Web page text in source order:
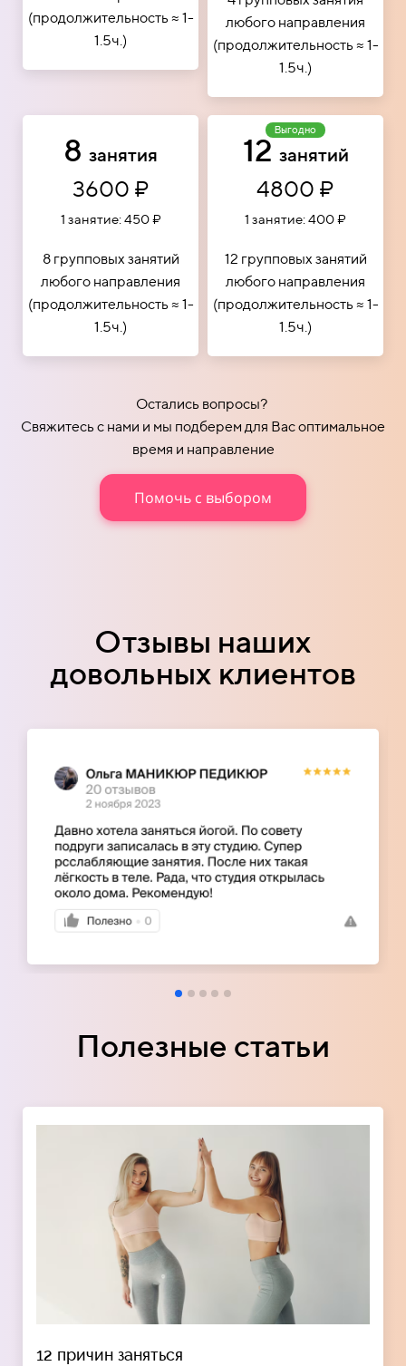
(продолжительность ≈ 1-
1.5ч.)
любого направления
(продолжительность ≈ 1-
1.5ч.)
8 занятия
3600 ₽
1 занятие: 450 ₽
8 групповых занятий
любого направления
(продолжительность ≈ 1-
1.5ч.)
Выгодно
12занятий
4800 ₽
1 занятие: 400 ₽
12 групповых занятий
любого направления
(продолжительность ≈ 1-
1.5ч.)
Остались вопросы?
Свяжитесь с нами и мы подберем для Вас оптимальное
время и направление
Помочь с выбором
Отзывы наших
довольных клиентов
Полезные статьи
12 причин заняться